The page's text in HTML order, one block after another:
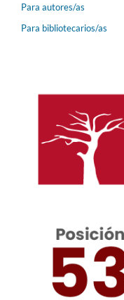
Para autores/as
Para bibliotecarios/as